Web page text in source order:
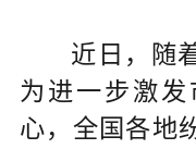
近日，随着
为进一步激
心，全国各地